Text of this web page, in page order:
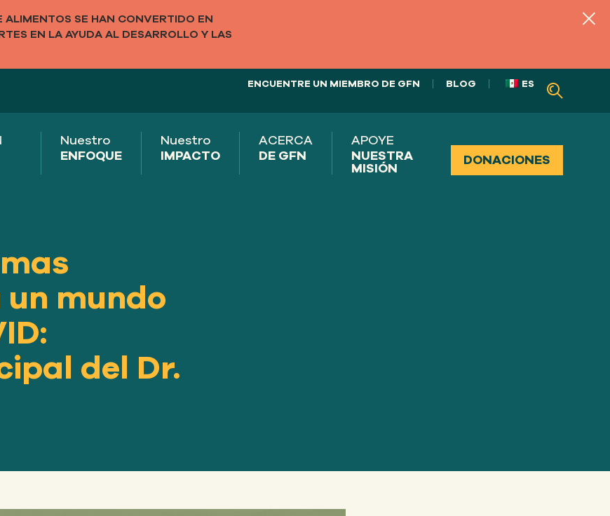
SE HAN CONVERTIDO EN
EN LA AYUDA AL DESARROLLO Y LAS
ENCUENTRE UN MIEMBRO DE GFN BLOG ES
Nuestro
ENFOQUE
Nuestro
IMPACTO
ACERCA
DE GFN
APOYE
NUESTRA
MISIÓN DONACIONES
mundo
del Dr.